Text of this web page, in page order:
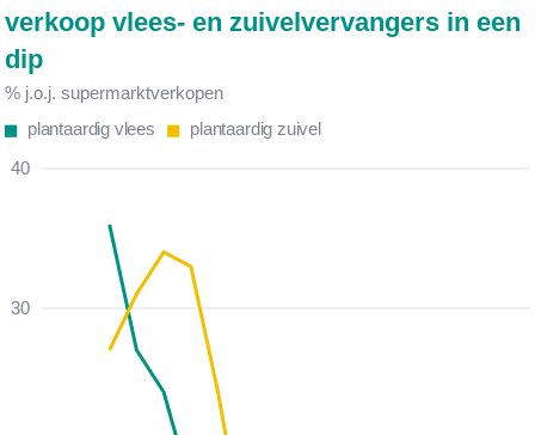
verkoop vlees- en zuivelvervangers in een
dip
% j.o.j. supermarktverkopen
plantaardig vlees plantaardig zuivel
30
40